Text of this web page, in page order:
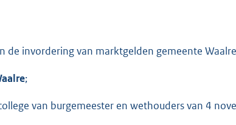
de invordering van marktgelden gemeente
;
van burgemeester en wethouders van 4